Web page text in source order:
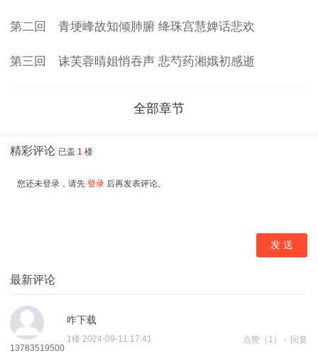
第二回 青埂峰故知倾肺腑 绛珠宫慧婢话悲欢
第三回 诔芙蓉晴姐悄吞声 悲芍药湘娥初感逝
全部章节